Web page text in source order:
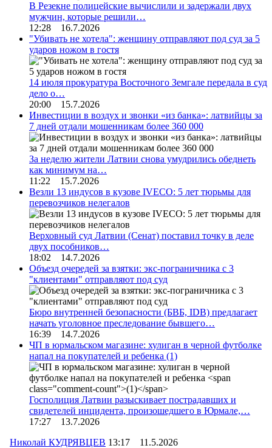
В Резекне полицейские вычислили и задержали двух
мужчин, которые решили…
12:28 16.7.2026
"Убивать не хотела": женщину отправляют под суд за 5
ударов ножом в гостя
14 июля прокуратура Восточного Земгале передала в суд
дело о…
20:00 15.7.2026
Инвестиции в воздух и звонки «из банка»: латвийцы за
7 дней отдали мошенникам более 360 000
За неделю жители Латвии снова умудрились обеднеть
как минимум на…
11:22 15.7.2026
Везли 13 индусов в кузове IVECO: 5 лет тюрьмы для
перевозчиков нелегалов
Верховный суд Латвии (Сенат) поставил точку в деле
двух пособников…
18:02 14.7.2026
Объезд очередей за взятки: экс-пограничника с 3
"клиентами" отправляют под суд
Бюро внутренней безопасности (БВБ, IDB) предлагает
начать уголовное преследование бывшего…
16:39 14.7.2026
ЧП в юрмальском магазине: хулиган в черной футболке
напал на покупателей и ребенка (1)
Госполиция Латвии разыскивает пострадавших и
свидетелей инцидента, произошедшего в Юрмале,…
17:27 13.7.2026
Николай КУДРЯВЦЕВ 13:17 11.5.2026